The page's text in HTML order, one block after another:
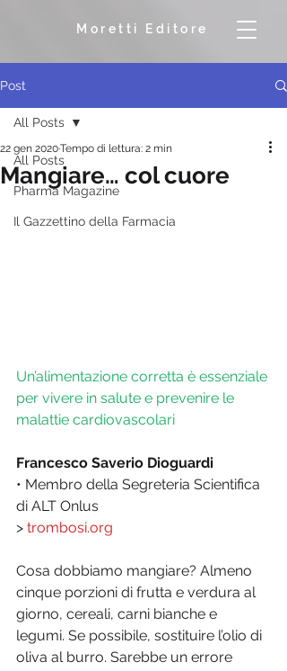
Moretti Editore
Post
All Posts
Pharma Magazine
Il Gazzettino della Farmacia
All Posts
Mangiare… col cuore
22 gen 2020Tempo di lettura: 2 min
Un’alimentazione corretta è essenziale
per vivere in salute e prevenire le
malattie cardiovascolari
Francesco Saverio Dioguardi
• Membro della Segreteria Scientifica
di ALT Onlus
> trombosi.org
Cosa dobbiamo mangiare? Almeno
cinque porzioni di frutta e verdura al
giorno, cereali, carni bianche e
legumi. Se possibile, sostituire l’olio di
oliva al burro. Sarebbe un errore